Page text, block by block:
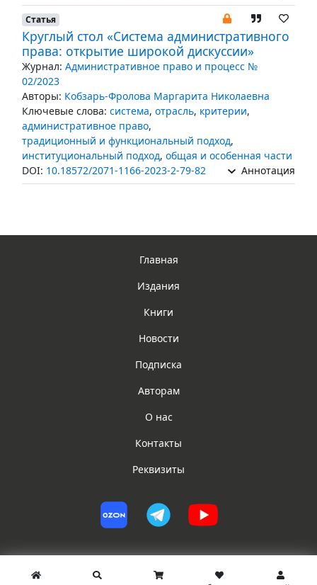
Статья
Круглый стол «Система административного
права: открытие широкой дискуссии»
Журнал: Административное право и процесс №
02/2023
Авторы: Кобзарь-Фролова Маргарита Николаевна
Ключевые слова: система, отрасль, критерии,
административное право,
традиционный и функциональный подход,
институциональный подход, общая и особенная части
DOI: 10.18572/2071-1166-2023-2-79-82 Аннотация
Главная
Издания
Книги
Новости
Подписка
Авторам
О нас
Контакты
Реквизиты